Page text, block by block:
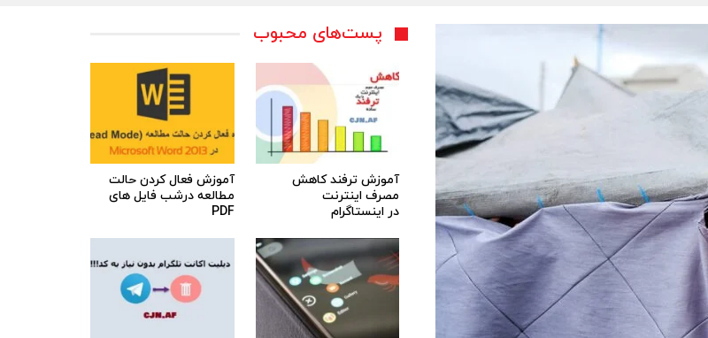
پست‌های محبوب
آموزش ترفند کاهش
مصرف اینترنت
در اینستاگرام
آموزش فعال کردن حالت
مطالعه درشب فایل های
PDF